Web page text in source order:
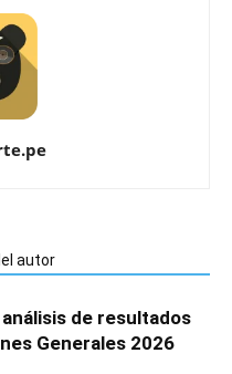
autor
análisis de resultados
Generales 2026